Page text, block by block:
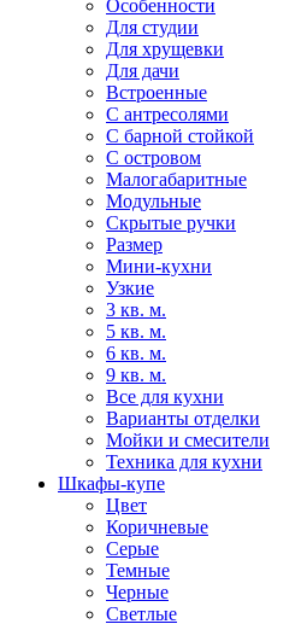
Особенности
Для студии
Для хрущевки
Для дачи
Встроенные
С антресолями
С барной стойкой
С островом
Малогабаритные
Модульные
Скрытые ручки
Размер
Мини-кухни
Узкие
3 кв. м.
5 кв. м.
6 кв. м.
9 кв. м.
Все для кухни
Варианты отделки
Мойки и смесители
Техника для кухни
Шкафы-купе
Цвет
Коричневые
Серые
Темные
Черные
Светлые